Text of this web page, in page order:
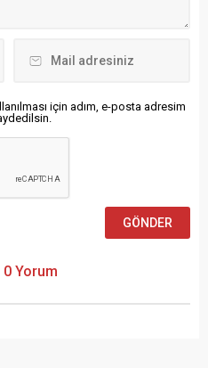
İsrail Başbakanı Binyamin
için adım, e-posta adresim
Yorum